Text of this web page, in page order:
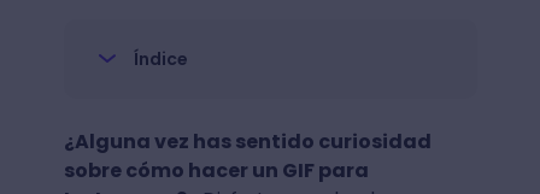
Índice
¿Alguna vez has sentido curiosidad
sobre cómo hacer un GIF para